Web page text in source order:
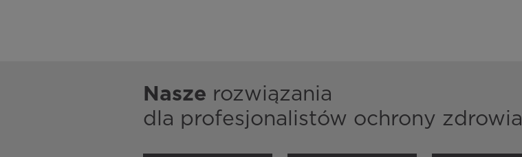
Nasze rozwiązania
dla profesjonalistów ochrony zdrowia